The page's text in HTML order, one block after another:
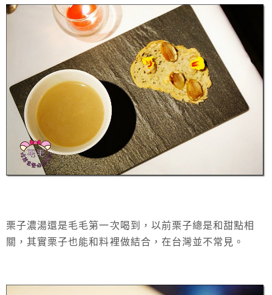
栗子濃湯還是毛毛第一次喝到，以前栗子總是和甜點相
關，其實栗子也能和料裡做結合，在台灣並不常見。